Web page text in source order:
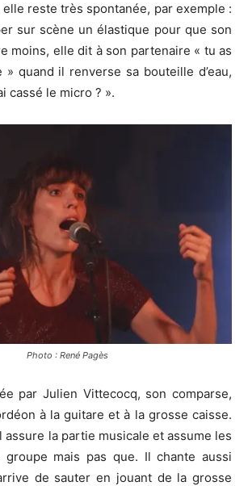
reste très spontanée, par exemple :
sur scène un élastique pour que son
moins, elle dit à son partenaire « tu as
quand il renverse sa bouteille d’eau,
cassé le micro ? ».
Photo : René Pagès
par Julien Vittecocq, son comparse,
à la guitare et à la grosse caisse.
assure la partie musicale et assume les
groupe mais pas que. Il chante aussi
de sauter en jouant de la grosse